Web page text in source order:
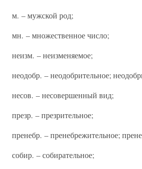
м. – мужской род;
мн. – множественное число;
неизм. – неизменяемое;
неодобр. – неодобрительное;
несов. – несовершенный вид;
презр. – презрительное;
пренебр. – пренебрежительное;
собир. – собирательное;